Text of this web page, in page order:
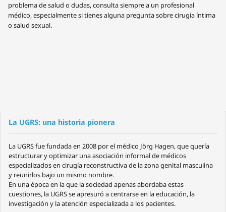
problema de salud o dudas, consulta siempre a un profesional
médico, especialmente si tienes alguna pregunta sobre cirugía íntima
o salud sexual.
La UGRS: una historia pionera
La UGRS fue fundada en 2008 por el médico Jörg Hagen, que quería
estructurar y optimizar una asociación informal de médicos
especializados en cirugía reconstructiva de la zona genital masculina
y reunirlos bajo un mismo nombre.
En una época en la que la sociedad apenas abordaba estas
cuestiones, la UGRS se apresuró a centrarse en la educación, la
investigación y la atención especializada a los pacientes.